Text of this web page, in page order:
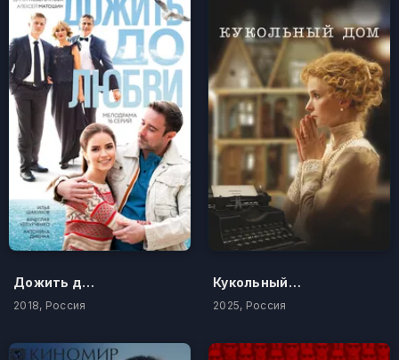
Дожить до любви
2018, Россия
Кукольный дом
2025, Россия